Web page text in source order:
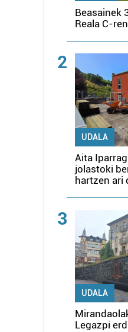
Beasainek
Reala C-
2
UDALA
Aita
jolastoki
hartzen ari
3
UDALA
Legazpi